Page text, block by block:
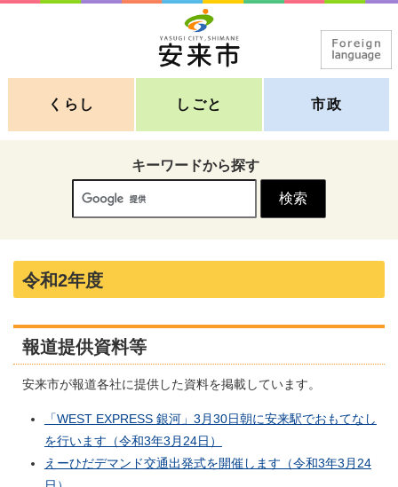
くらし しごと 市政
キーワードから探す
令和2年度
報道提供資料等
安来市が報道各社に提供した資料を掲載しています。
「WEST EXPRESS 銀河」3月30日朝に安来駅でおもてなし
を行います（令和3年3月24日）
えーひだデマンド交通出発式を開催します（令和3年3月24